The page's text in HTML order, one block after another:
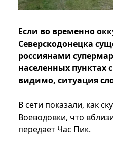
Если во временно
Северскодонецка
россиянами
населенных пунктах
видимо, ситуация
В сети показали, как
Воеводовки, что
передает Час Пик.